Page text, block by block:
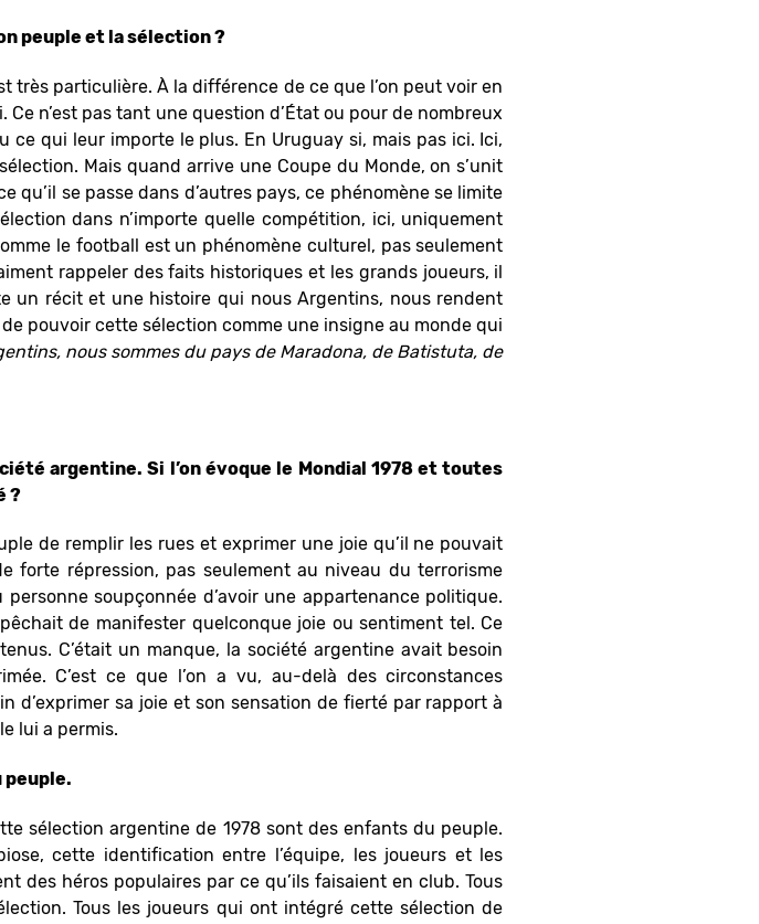
peuple et la sélection ?
particulière. À la différence de ce que l’on peut voir en
n’est pas tant une question d’État ou pour de nombreux
qui leur importe le plus. En Uruguay si, mais pas ici. Ici,
Mais quand arrive une Coupe du Monde, on s’unit
se passe dans d’autres pays, ce phénomène se limite
dans n’importe quelle compétition, ici, uniquement
le football est un phénomène culturel, pas seulement
rappeler des faits historiques et les grands joueurs, il
un récit et une histoire qui nous Argentins, nous rendent
pouvoir cette sélection comme une insigne au monde qui
nous sommes du pays de Maradona, de Batistuta, de
argentine. Si l’on évoque le Mondial 1978 et toutes
?
de remplir les rues et exprimer une joie qu’il ne pouvait
forte répression, pas seulement au niveau du terrorisme
soupçonnée d’avoir une appartenance politique.
de manifester quelconque joie ou sentiment tel. Ce
C’était un manque, la société argentine avait besoin
C’est ce que l’on a vu, au-delà des circonstances
d’exprimer sa joie et son sensation de fierté par rapport à
lui a permis.
peuple.
sélection argentine de 1978 sont des enfants du peuple.
cette identification entre l’équipe, les joueurs et les
des héros populaires par ce qu’ils faisaient en club. Tous
Tous les joueurs qui ont intégré cette sélection de